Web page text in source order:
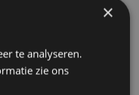
×
te analyseren.
zie ons